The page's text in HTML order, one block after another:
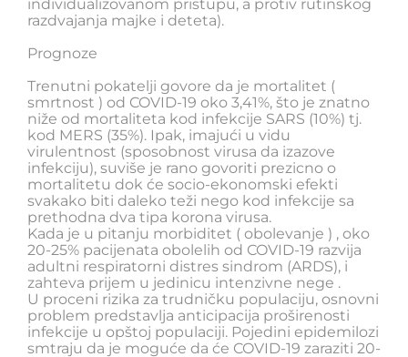
individualizovanom pristupu, a protiv rutinskog
razdvajanja majke i deteta).
Prognoze
Trenutni pokatelji govore da je mortalitet (
smrtnost ) od COVID-19 oko 3,41%, što je znatno
niže od mortaliteta kod infekcije SARS (10%) tj.
kod MERS (35%). Ipak, imajući u vidu
virulentnost (sposobnost virusa da izazove
infekciju), suviše je rano govoriti prezicno o
mortalitetu dok će socio-ekonomski efekti
svakako biti daleko teži nego kod infekcije sa
prethodna dva tipa korona virusa.
Kada je u pitanju morbiditet ( obolevanje ) , oko
20-25% pacijenata obolelih od COVID-19 razvija
adultni respiratorni distres sindrom (ARDS), i
zahteva prijem u jedinicu intenzivne nege .
U proceni rizika za trudničku populaciju, osnovni
problem predstavlja anticipacija proširenosti
infekcije u opštoj populaciji. Pojedini epidemilozi
smtraju da je moguće da će COVID-19 zaraziti 20-